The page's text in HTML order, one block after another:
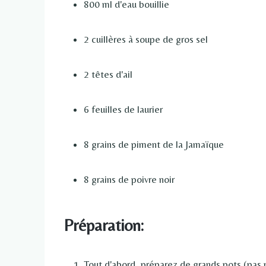
800 ml d'eau bouillie
2 cuillères à soupe de gros sel
2 têtes d'ail
6 feuilles de laurier
8 grains de piment de la Jamaïque
8 grains de poivre noir
Préparation: